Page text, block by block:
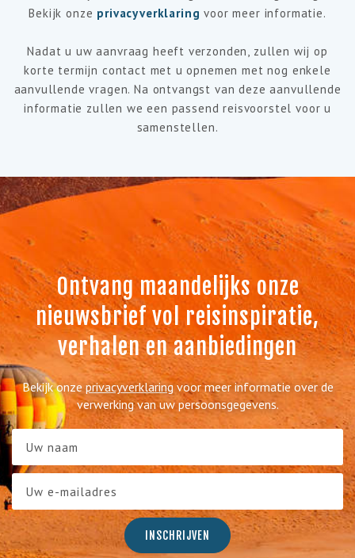
Bekijk onze privacyverklaring voor meer informatie.
Nadat u uw aanvraag heeft verzonden, zullen wij op
korte termijn contact met u opnemen met nog enkele
aanvullende vragen. Na ontvangst van deze aanvullende
informatie zullen we een passend reisvoorstel voor u
samenstellen.
Ontvang maandelijks onze
nieuwsbrief vol reisinspiratie,
verhalen en aanbiedingen
Bekijk onzeprivacyverklaringvoor meer informatie over de
verwerking van uw persoonsgegevens.